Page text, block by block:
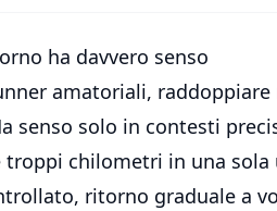
ha davvero senso
amatoriali,
senso solo in contesti
chilometri in una
ritorno graduale a